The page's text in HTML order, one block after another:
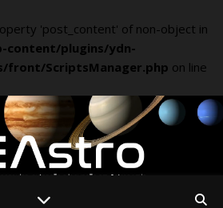
'post_content' of non-object in
plugins/ydn-
front/ScriptsManager.php on line